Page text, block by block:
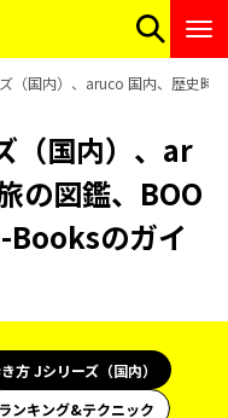
（国内）、aruco 国内、歴史時
（国内）、ar
の図鑑、BOO
Booksのガイ
方 Jシリーズ（国内）
ランキング&テクニック